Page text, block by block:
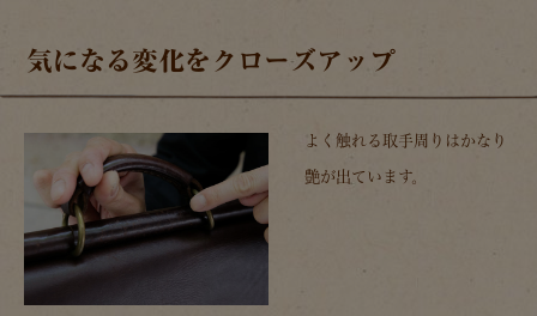
気になる変化をクローズアップ
よく触れる取手周りはかなり
艶が出ています。